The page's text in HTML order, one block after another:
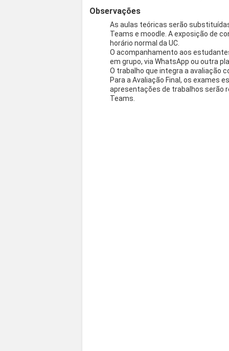
Observações
As aulas teóricas serão
Teams e moodle. A exposição de
horário normal da UC.
O acompanhamento aos
em grupo, via WhatsApp ou outra
O trabalho que integra a avaliação
Para a Avaliação Final, os exames
apresentações de trabalhos serão
Teams.